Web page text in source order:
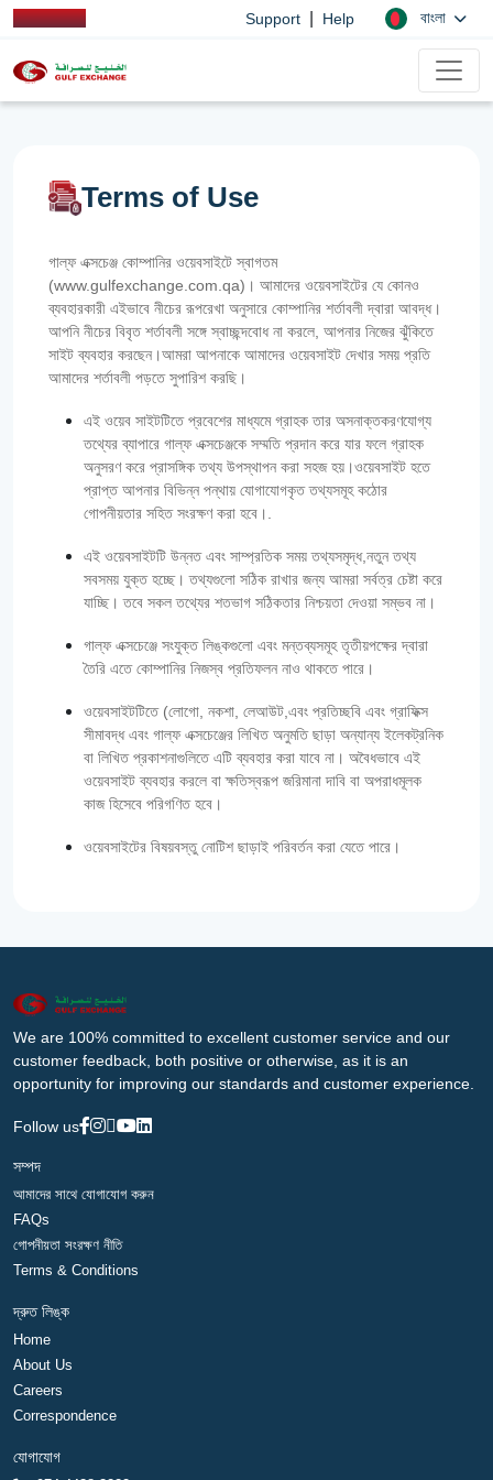
Support Help বাংলা
Terms of Use
গাল্ফ এক্সচেঞ্জ কোম্পানির ওয়েবসাইটে স্বাগতম
(www.gulfexchange.com.qa)। আমাদের ওয়েবসাইটের যে কোনও
ব্যবহারকারী এইভাবে নীচের রূপরেখা অনুসারে কোম্পানির শর্তাবলী দ্বারা আবদ্ধ।
আপনি নীচের বিবৃত শর্তাবলী সঙ্গে স্বাচ্ছন্দবোধ না করলে, আপনার নিজের ঝুঁকিতে
সাইট ব্যবহার করছেন।আমরা আপনাকে আমাদের ওয়েবসাইট দেখার সময় প্রতি
আমাদের শর্তাবলী পড়তে সুপারিশ করছি।
এই ওয়েব সাইটটিতে প্রবেশের মাধ্যমে গ্রাহক তার অসনাক্তকরণযোগ্য
তথ্যের ব্যাপারে গাল্‌ফ এক্সচেঞ্জকে সম্মতি প্রদান করে যার ফলে গ্রাহক
অনুসরণ করে প্রাসঙ্গিক তথ্য উপস্থাপন করা সহজ হয়।ওয়েবসাইট হতে
প্রাপ্ত আপনার বিভিন্ন পন্থায় যোগাযোগকৃত তথ্যসমূহ কঠোর
গোপনীয়তার সহিত সংরক্ষণ করা হবে।.
এই ওয়েবসাইটটি উন্নত এবং সাম্প্রতিক সময় তথ্যসমৃদ্ধ,নতুন তথ্য
সবসময় যুক্ত হচ্ছে। তথ্যগুলো সঠিক রাখার জন্য আমরা সর্বত্র চেষ্টা করে
যাচ্ছি। তবে সকল তথ্যের শতভাগ সঠিকতার নিশ্চয়তা দেওয়া সম্ভব না।
গাল্‌ফ এক্সচেঞ্জে সংযুক্ত লিঙ্কগুলো এবং মন্তব্যসমূহ তৃতীয়পক্ষের দ্বারা
তৈরি এতে কোম্পানির নিজস্ব প্রতিফলন নাও থাকতে পারে।
ওয়েবসাইটটিতে (লোগো, নকশা, লেআউট,এবং প্রতিচ্ছবি এবং গ্রাফিক্স
সীমাবদ্ধ এবং গাল্‌ফ এক্সচেঞ্জের লিখিত অনুমতি ছাড়া অন্যান্য ইলেকট্রনিক
বা লিখিত প্রকাশনাগুলিতে এটি ব্যবহার করা যাবে না। অবৈধভাবে এই
ওয়েবসাইট ব্যবহার করলে বা ক্ষতিস্বরূপ জরিমানা দাবি বা অপরাধমূলক
কাজ হিসেবে পরিগণিত হবে।
ওয়েবসাইটের বিষয়বস্তু নোটিশ ছাড়াই পরিবর্তন করা যেতে পারে।
We are 100% committed to excellent customer service and our
customer feedback, both positive or otherwise, as it is an
opportunity for improving our standards and customer experience.
Follow us
সম্পদ
আমাদের সাথে যোগাযোগ করুন
FAQs
গোপনীয়তা সংরক্ষণ নীতি
Terms & Conditions
দ্রুত লিঙ্ক
Home
About Us
Careers
Correspondence
যোগাযোগ